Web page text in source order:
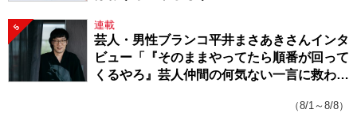
5 連載
芸人・男性ブランコ平井まさあきさんインタ
ビュー「『そのままやってたら順番が回って
くるやろ』芸人仲間の何気ない一言に救われ
（8/1～8/8）